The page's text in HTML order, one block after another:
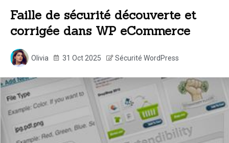
Faille de sécurité découverte et
corrigée dans WP eCommerce
Olivia 31 Oct 2025 Sécurité WordPress